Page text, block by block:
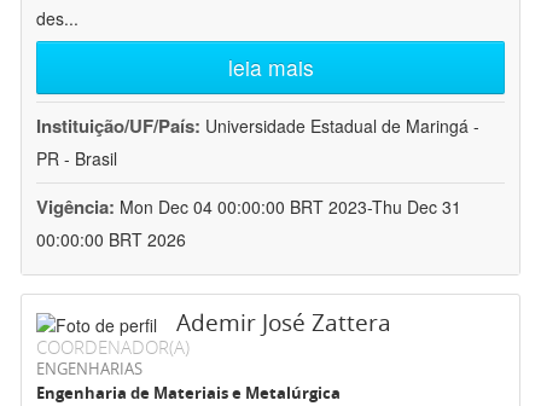
des...
leia mais
Instituição/UF/País: Universidade Estadual de Maringá -
PR - Brasil
Vigência: Mon Dec 04 00:00:00 BRT 2023-Thu Dec 31
00:00:00 BRT 2026
Ademir José Zattera
COORDENADOR(A)
ENGENHARIAS
Engenharia de Materiais e Metalúrgica